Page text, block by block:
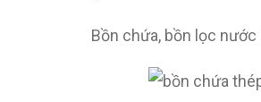
Bồn chứa, bồn lọc